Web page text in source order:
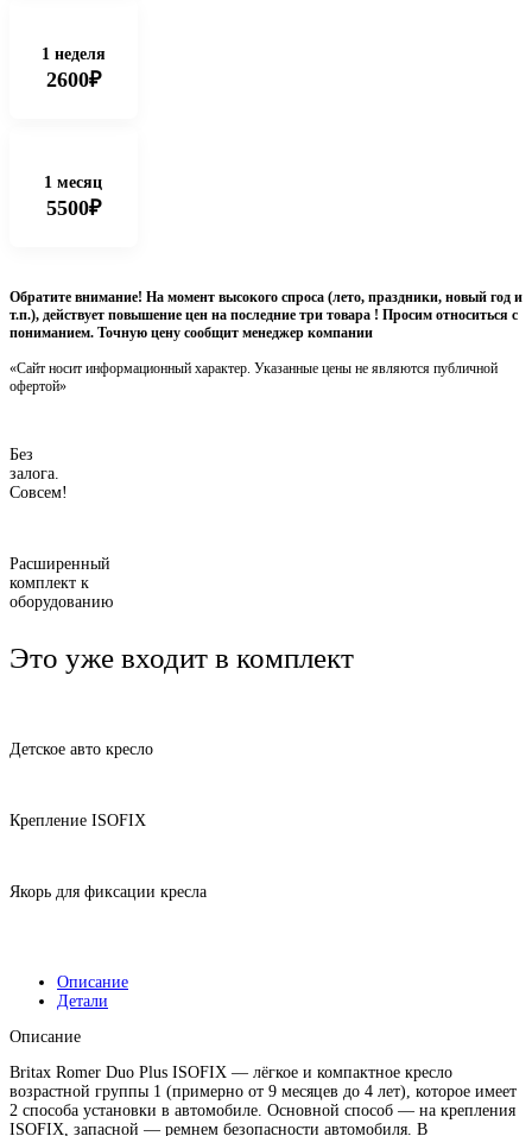
1 неделя
2600₽
1 месяц
5500₽
Обратите внимание! На момент высокого спроса (лето, праздники, новый год и
т.п.), действует повышение цен на последние три товара ! Просим относиться с
пониманием. Точную цену сообщит менеджер компании
«Сайт носит информационный характер. Указанные цены не являются публичной
офертой»
Без
залога.
Совсем!
Расширенный
комплект к
оборудованию
Это уже входит в комплект
Детское авто кресло
Крепление ISOFIX
Якорь для фиксации кресла
Описание
Детали
Описание
Britax Romer Duo Plus ISOFIX — лёгкое и компактное кресло
возрастной группы 1 (примерно от 9 месяцев до 4 лет), которое имеет
2 способа установки в автомобиле. Основной способ — на крепления
ISOFIX, запасной — ремнем безопасности автомобиля. В